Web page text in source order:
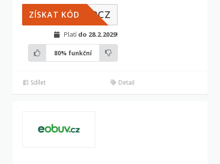
10CZ
ZÍSKAT KÓD
Platí do 28.2.2029!
80% funkční
Sdílet Detail